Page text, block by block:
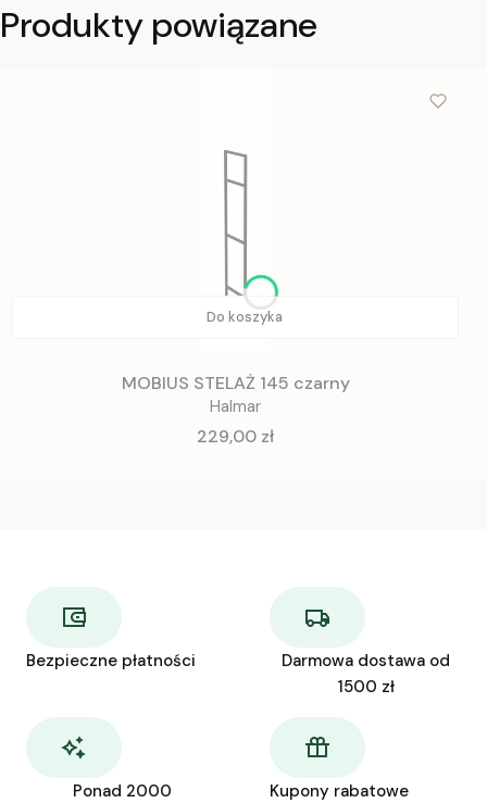
Produkty powiązane
Do koszyka
MOBIUS STELAŻ 145 czarny
Halmar
Cena
229,00 zł
Bezpieczne płatności
Darmowa dostawa od
1500 zł
Ponad 2000
Kupony rabatowe